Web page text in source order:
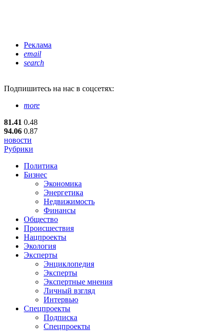
Реклама
email
search
Подпишитесь на нас в соцсетях:
more
81.41 0.48
94.06 0.87
новости
Рубрики
Политика
Бизнес
Экономика
Энергетика
Недвижимость
Финансы
Общество
Происшествия
Нацпроекты
Экология
Эксперты
Энциклопедия
Эксперты
Экспертные мнения
Личный взгляд
Интервью
Спецпроекты
Подписка
Спецпроекты